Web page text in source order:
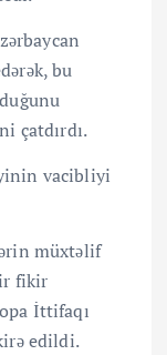
bu
çatdırdı.
vacibliyi
müxtəlif
fikir
İttifaqı
edildi.